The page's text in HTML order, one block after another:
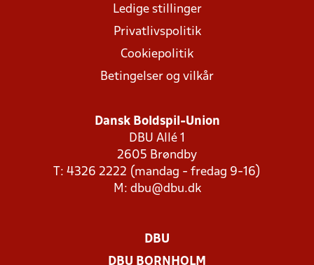
Ledige stillinger
Privatlivspolitik
Cookiepolitik
Betingelser og vilkår
Dansk Boldspil-Union
DBU Allé 1
2605 Brøndby
T: 4326 2222 (mandag - fredag 9-16)
M: dbu@dbu.dk
DBU
DBU BORNHOLM